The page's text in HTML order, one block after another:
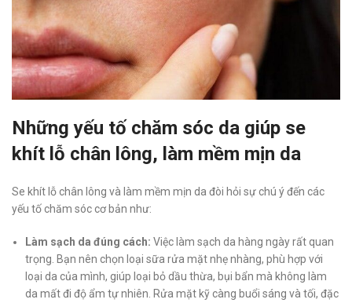
Những yếu tố chăm sóc da giúp se
khít lỗ chân lông, làm mềm mịn da
Se khít lỗ chân lông và làm mềm mịn da đòi hỏi sự chú ý đến các
yếu tố chăm sóc cơ bản như:
Làm sạch da đúng cách: Việc làm sạch da hàng ngày rất quan
trọng. Bạn nên chọn loại sữa rửa mặt nhẹ nhàng, phù hợp với
loại da của mình, giúp loại bỏ dầu thừa, bụi bẩn mà không làm
da mất đi độ ẩm tự nhiên. Rửa mặt kỹ càng buổi sáng và tối, đặc